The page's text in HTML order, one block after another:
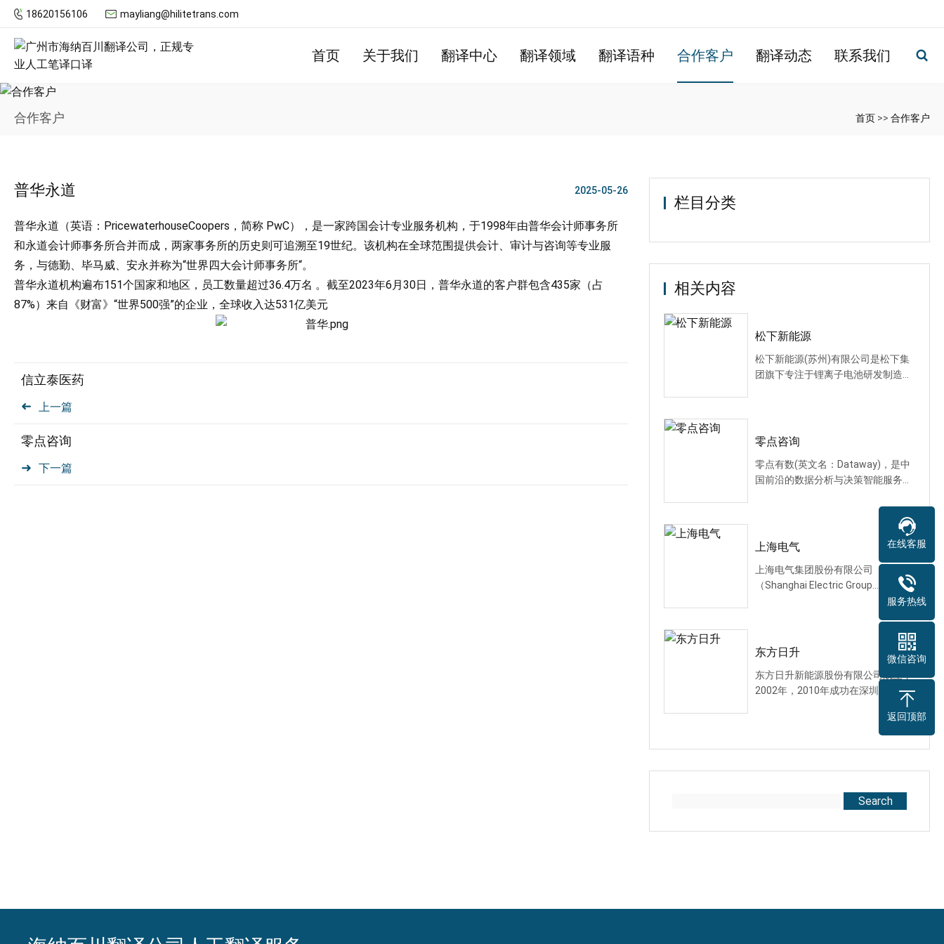
18620156106 mayliang@hilitetrans.com
首页 关于我们 翻译中心 翻译领域 翻译语种 合作客户 翻译动态 联系我们
合作客户 首页 >> 合作客户
普华永道 2025-05-26
普华永道（英语：PricewaterhouseCoopers，简称 PwC），是一家跨国会计专业服务机构，于1998年由普华会计师事务所
和永道会计师事务所合并而成，两家事务所的历史则可追溯至19世纪。该机构在全球范围提供会计、审计与咨询等专业服
务，与德勤、毕马威、安永并称为“世界四大会计师事务所“。
普华永道机构遍布151个国家和地区，员工数量超过36.4万名 。截至2023年6月30日，普华永道的客户群包含435家（占
87%）来自《财富》“世界500强”的企业，全球收入达531亿美元
上一篇
信立泰医药
下一篇
零点咨询
栏目分类
相关内容
松下新能源
松下新能源(苏州)有限公司是松下集
团旗下专注于锂离子电池研发制造的
零点咨询
零点有数(英文名：Dataway)，是中
国前沿的数据分析与决策智能服务品
上海电气
上海电气集团股份有限公司
（Shanghai Electric Group
Company Limited）是中国领先的高
东方日升
东方日升新能源股份有限公司成立于
2002年，2010年成功在深圳创业板
Search
在线客服
服务热线
微信咨询
返回顶部